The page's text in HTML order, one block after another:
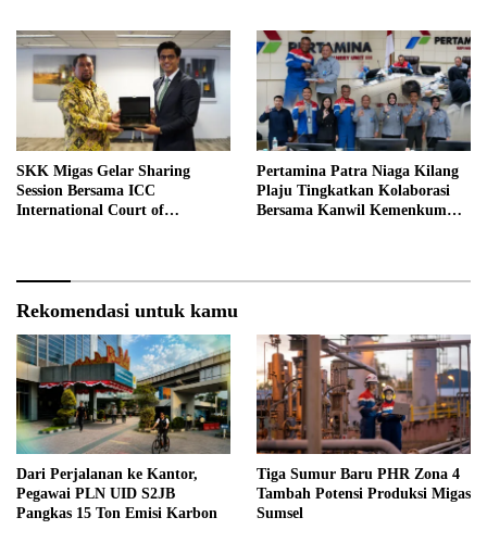
SKK Migas Gelar Sharing
Session Bersama ICC
International Court of
Pertamina Patra Niaga Kilang
Plaju Tingkatkan Kolaborasi
Bersama Kanwil Kemenkum
Rekomendasi untuk kamu
Dari Perjalanan ke Kantor,
Pegawai PLN UID S2JB
Pangkas 15 Ton Emisi Karbon
Tiga Sumur Baru PHR Zona 4
Tambah Potensi Produksi Migas
Sumsel